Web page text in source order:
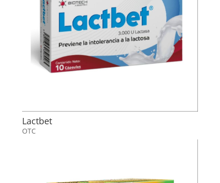
Lactbet
OTC